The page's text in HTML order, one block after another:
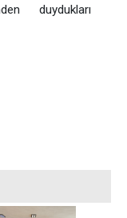
duydukları